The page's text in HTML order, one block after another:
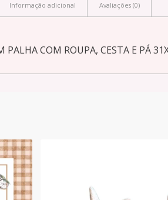
Informação adicional Avaliações (0)
PALHA COM ROUPA, CESTA E PÁ